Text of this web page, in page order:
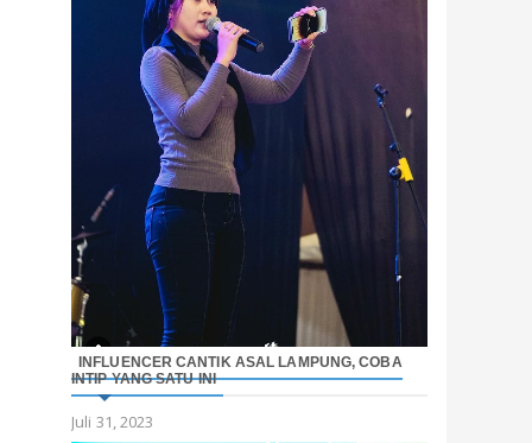
INFLUENCER CANTIK ASAL LAMPUNG, COBA
INTIP YANG SATU INI
Juli 31, 2023